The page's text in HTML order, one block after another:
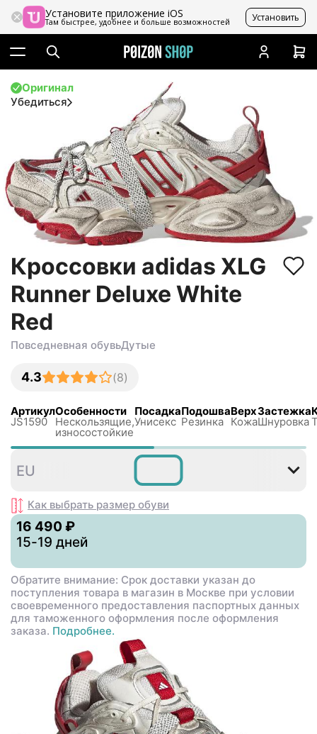
Установите приложение iOS
Там быстрее, удобнее и больше возможностей Установить
Оригинал
Убедиться
Кроссовки adidas XLG
Runner Deluxe White
Red
Повседневная обувьДутые
4.3 (8)
Артикул
JS1590
Особенности
Нескользящиe,
износостойкие
Посадка
Унисекс
Подошва
Резинка
Верх
Кожа
Застежка
Шнуровка
38
EU
Как выбрать размер обуви
16 490 ₽
15-19 дней
Обратите внимание: Срок доставки указан до
поступления товара в магазин в Москве при условии
своевременного предоставления паспортных данных
для таможенного оформления после оформления
заказа. Подробнее.